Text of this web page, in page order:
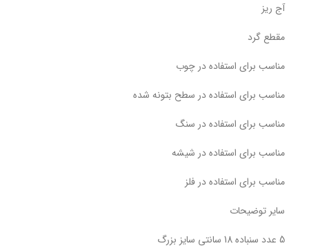
آج ریز
مقطع گرد
مناسب برای استفاده در چوب
مناسب برای استفاده در سطح بتونه شده
مناسب برای استفاده در سنگ
مناسب برای استفاده در شیشه
مناسب برای استفاده در فلز
سایر توضیحات
5 عدد سنباده 18 سانتی سایز بزرگ